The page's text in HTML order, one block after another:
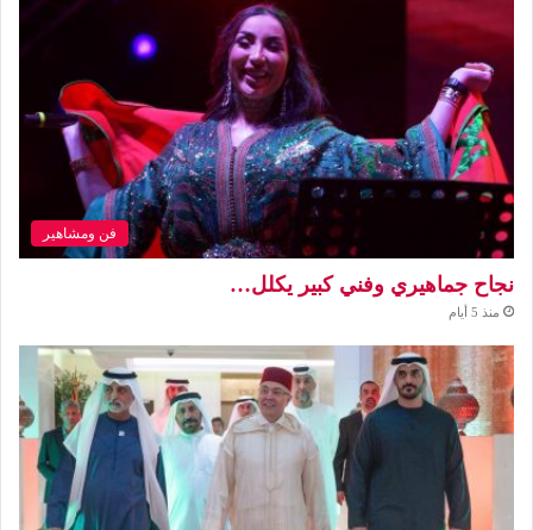
فن ومشاهير
نجاح جماهيري وفني كبير يكلل…
منذ 5 أيام